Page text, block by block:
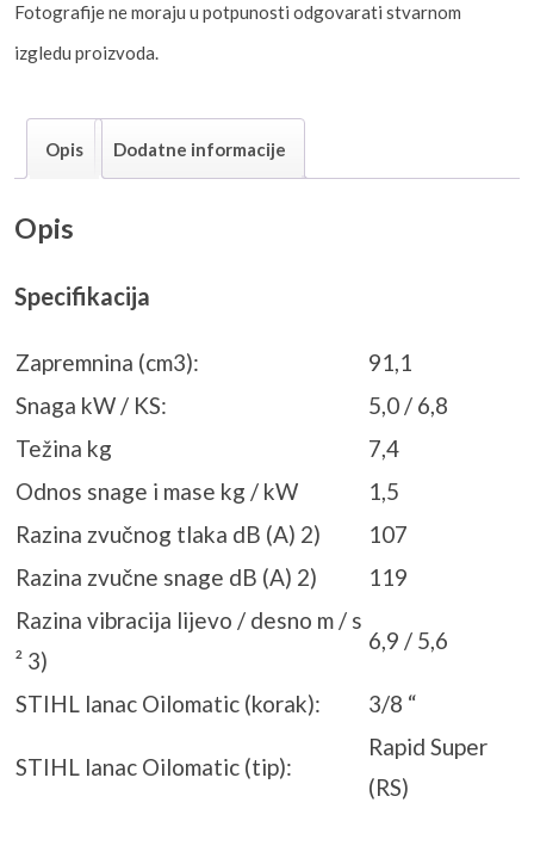
Fotografije ne moraju u potpunosti odgovarati stvarnom
izgledu proizvoda.
Opis Dodatne informacije
Opis
Specifikacija
Zapremnina (cm3):
91,1
Snaga kW / KS:
5,0 / 6,8
Težina kg
7,4
Odnos snage i mase kg / kW
1,5
Razina zvučnog tlaka dB (A) 2)
107
Razina zvučne snage dB (A) 2)
119
Razina vibracija lijevo / desno m / s
² 3)
6,9 / 5,6
STIHL lanac Oilomatic (korak): 3/8 “
STIHL lanac Oilomatic (tip):
Rapid Super
(RS)